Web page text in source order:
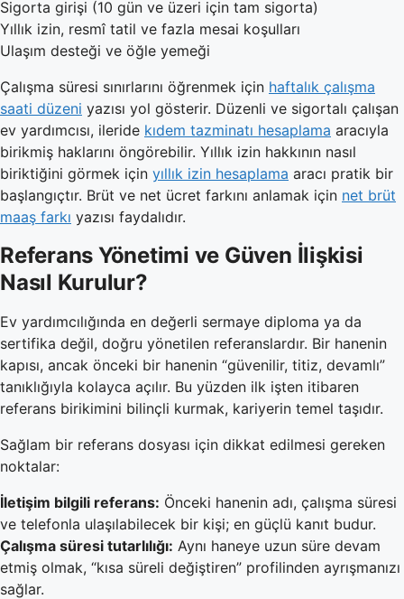
Sigorta girişi (10 gün ve üzeri için tam sigorta)
Yıllık izin, resmî tatil ve fazla mesai koşulları
Ulaşım desteği ve öğle yemeği
Çalışma süresi sınırlarını öğrenmek için haftalık çalışma
saati düzeni yazısı yol gösterir. Düzenli ve sigortalı çalışan
ev yardımcısı, ileride kıdem tazminatı hesaplama aracıyla
birikmiş haklarını öngörebilir. Yıllık izin hakkının nasıl
biriktiğini görmek için yıllık izin hesaplama aracı pratik bir
başlangıçtır. Brüt ve net ücret farkını anlamak için net brüt
maaş farkı yazısı faydalıdır.
Referans Yönetimi ve Güven İlişkisi
Nasıl Kurulur?
Ev yardımcılığında en değerli sermaye diploma ya da
sertifika değil, doğru yönetilen referanslardır. Bir hanenin
kapısı, ancak önceki bir hanenin “güvenilir, titiz, devamlı”
tanıklığıyla kolayca açılır. Bu yüzden ilk işten itibaren
referans birikimini bilinçli kurmak, kariyerin temel taşıdır.
Sağlam bir referans dosyası için dikkat edilmesi gereken
noktalar:
İletişim bilgili referans: Önceki hanenin adı, çalışma süresi
ve telefonla ulaşılabilecek bir kişi; en güçlü kanıt budur.
Çalışma süresi tutarlılığı: Aynı haneye uzun süre devam
etmiş olmak, “kısa süreli değiştiren” profilinden ayrışmanızı
sağlar.